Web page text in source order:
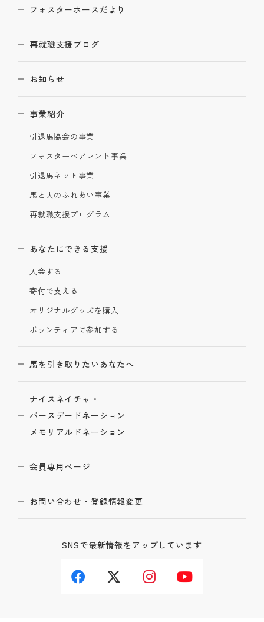
フォスターホースだより
再就職支援ブログ
お知らせ
事業紹介
引退馬協会の事業
フォスターペアレント事業
引退馬ネット事業
馬と人のふれあい事業
再就職支援プログラム
あなたにできる支援
入会する
寄付で支える
オリジナルグッズを購入
ボランティアに参加する
馬を引き取りたいあなたへ
ナイスネイチャ・
バースデードネーション
メモリアルドネーション
会員専用ページ
お問い合わせ・登録情報変更
SNSで最新情報をアップしています